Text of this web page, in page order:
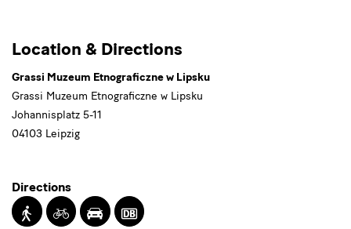
Grassi
Muzeum
Etnograficzne
w
Location & Directions
Grassi Muzeum Etnograficzne w Lipsku
Grassi Muzeum Etnograficzne w Lipsku
Johannisplatz 5-11
04103 Leipzig
Directions
WalkingCycling DrivingTransit
by